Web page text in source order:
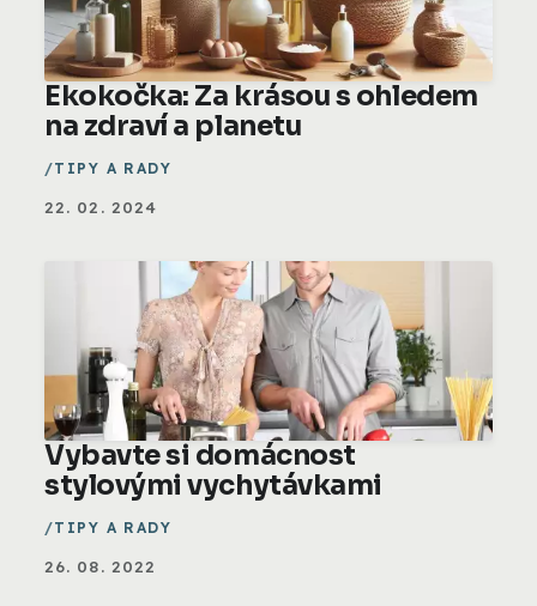
Ekokočka: Za krásou s ohledem
na zdraví a planetu
TIPY A RADY
22. 02. 2024
Vybavte si domácnost
stylovými vychytávkami
TIPY A RADY
26. 08. 2022